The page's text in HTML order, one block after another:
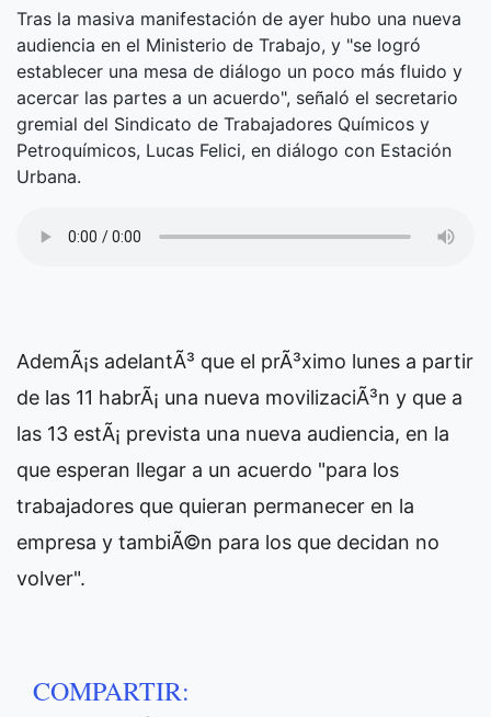
Tras la masiva manifestación de ayer hubo una nueva
audiencia en el Ministerio de Trabajo, y "se logró
establecer una mesa de diálogo un poco más fluido y
acercar las partes a un acuerdo", señaló el secretario
gremial del Sindicato de Trabajadores Químicos y
Petroquímicos, Lucas Felici, en diálogo con Estación
Urbana.
AdemÃ¡s adelantÃ³ que el prÃ³ximo lunes a partir
de las 11 habrÃ¡ una nueva movilizaciÃ³n y que a
las 13 estÃ¡ prevista una nueva audiencia, en la
que esperan llegar a un acuerdo "para los
trabajadores que quieran permanecer en la
empresa y tambiÃ©n para los que decidan no
volver".
COMPARTIR: